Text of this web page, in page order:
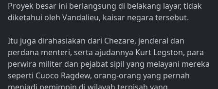
Proyek besar ini berlangsung di belakang layar, tidak
diketahui oleh Vandalieu, kaisar negara tersebut.
Itu juga dirahasiakan dari Chezare, jenderal dan
perdana menteri, serta ajudannya Kurt Legston, para
perwira militer dan pejabat sipil yang melayani mereka
seperti Cuoco Ragdew, orang-orang yang pernah